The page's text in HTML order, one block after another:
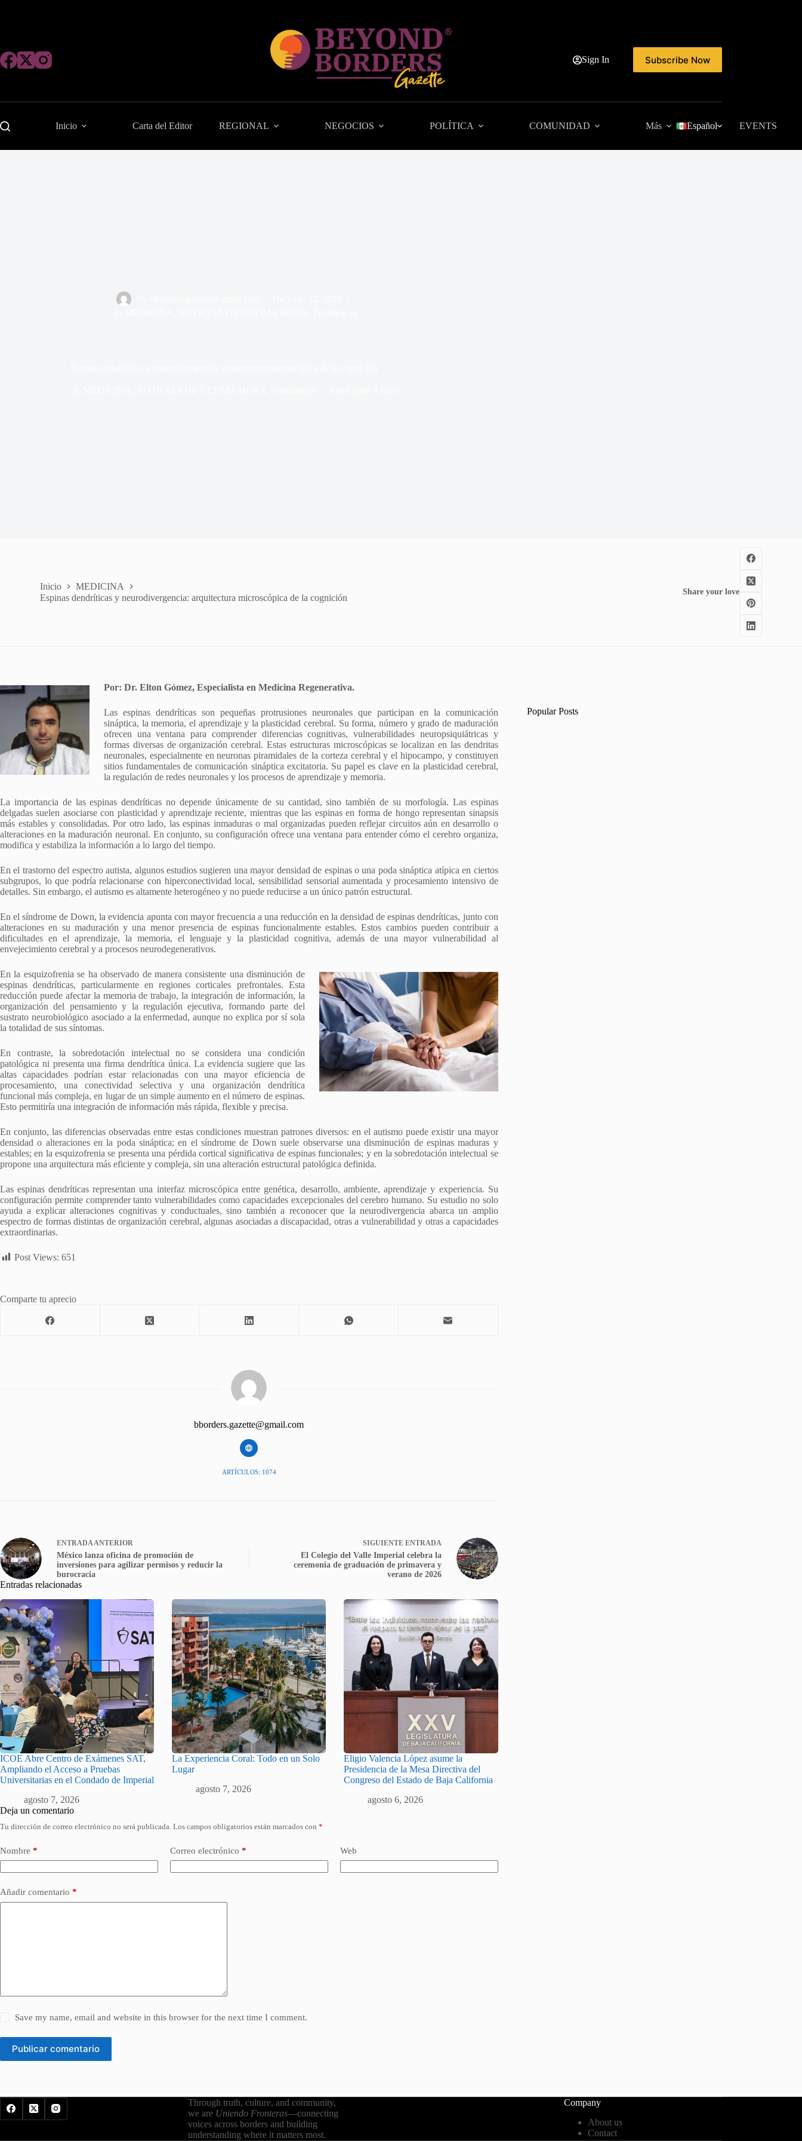
Sign In Subscribe Now
Inicio Carta del Editor REGIONAL NEGOCIOS POLÍTICA COMUNIDAD Más EVENTS
Español
Inicio
MEDICINA
Espinas dendríticas y neurodivergencia: arquitectura microscópica de la cognición
Share your love
Por: Dr. Elton Gómez, Especialista en Medicina Regenerativa.
Las espinas dendríticas son pequeñas protrusiones neuronales que participan en la comunicación
sináptica, la memoria, el aprendizaje y la plasticidad cerebral. Su forma, número y grado de maduración
ofrecen una ventana para comprender diferencias cognitivas, vulnerabilidades neuropsiquiátricas y
formas diversas de organización cerebral. Estas estructuras microscópicas se localizan en las dendritas
neuronales, especialmente en neuronas piramidales de la corteza cerebral y el hipocampo, y constituyen
sitios fundamentales de comunicación sináptica excitatoria. Su papel es clave en la plasticidad cerebral,
la regulación de redes neuronales y los procesos de aprendizaje y memoria.
La importancia de las espinas dendríticas no depende únicamente de su cantidad, sino también de su morfología. Las espinas
delgadas suelen asociarse con plasticidad y aprendizaje reciente, mientras que las espinas en forma de hongo representan sinapsis
más estables y consolidadas. Por otro lado, las espinas inmaduras o mal organizadas pueden reflejar circuitos aún en desarrollo o
alteraciones en la maduración neuronal. En conjunto, su configuración ofrece una ventana para entender cómo el cerebro organiza,
modifica y estabiliza la información a lo largo del tiempo.
En el trastorno del espectro autista, algunos estudios sugieren una mayor densidad de espinas o una poda sináptica atípica en ciertos
subgrupos, lo que podría relacionarse con hiperconectividad local, sensibilidad sensorial aumentada y procesamiento intensivo de
detalles. Sin embargo, el autismo es altamente heterogéneo y no puede reducirse a un único patrón estructural.
En el síndrome de Down, la evidencia apunta con mayor frecuencia a una reducción en la densidad de espinas dendríticas, junto con
alteraciones en su maduración y una menor presencia de espinas funcionalmente estables. Estos cambios pueden contribuir a
dificultades en el aprendizaje, la memoria, el lenguaje y la plasticidad cognitiva, además de una mayor vulnerabilidad al
envejecimiento cerebral y a procesos neurodegenerativos.
En la esquizofrenia se ha observado de manera consistente una disminución de
espinas dendríticas, particularmente en regiones corticales prefrontales. Esta
reducción puede afectar la memoria de trabajo, la integración de información, la
organización del pensamiento y la regulación ejecutiva, formando parte del
sustrato neurobiológico asociado a la enfermedad, aunque no explica por sí sola
la totalidad de sus síntomas.
En contraste, la sobredotación intelectual no se considera una condición
patológica ni presenta una firma dendrítica única. La evidencia sugiere que las
altas capacidades podrían estar relacionadas con una mayor eficiencia de
procesamiento, una conectividad selectiva y una organización dendrítica
funcional más compleja, en lugar de un simple aumento en el número de espinas.
Esto permitiría una integración de información más rápida, flexible y precisa.
En conjunto, las diferencias observadas entre estas condiciones muestran patrones diversos: en el autismo puede existir una mayor
densidad o alteraciones en la poda sináptica; en el síndrome de Down suele observarse una disminución de espinas maduras y
estables; en la esquizofrenia se presenta una pérdida cortical significativa de espinas funcionales; y en la sobredotación intelectual se
propone una arquitectura más eficiente y compleja, sin una alteración estructural patológica definida.
Las espinas dendríticas representan una interfaz microscópica entre genética, desarrollo, ambiente, aprendizaje y experiencia. Su
configuración permite comprender tanto vulnerabilidades como capacidades excepcionales del cerebro humano. Su estudio no solo
ayuda a explicar alteraciones cognitivas y conductuales, sino también a reconocer que la neurodivergencia abarca un amplio
espectro de formas distintas de organización cerebral, algunas asociadas a discapacidad, otras a vulnerabilidad y otras a capacidades
extraordinarias.
Post Views: 651
Comparte tu aprecio
bborders.gazette@gmail.com
ARTÍCULOS: 1074
ENTRADAANTERIOR
México lanza oficina de promoción de
inversiones para agilizar permisos y reducir la
burocracia
SIGUIENTE ENTRADA
El Colegio del Valle Imperial celebra la
ceremonia de graduación de primavera y
verano de 2026
Entradas relacionadas
ICOE Abre Centro de Exámenes SAT,
Ampliando el Acceso a Pruebas
Universitarias en el Condado de Imperial
agosto 7, 2026
La Experiencia Coral: Todo en un Solo
Lugar
agosto 7, 2026
Eligio Valencia López asume la
Presidencia de la Mesa Directiva del
Congreso del Estado de Baja California
agosto 6, 2026
Deja un comentario
Tu dirección de correo electrónico no será publicada. Los campos obligatorios están marcados con *
Nombre * Correo electrónico * Web
Añadir comentario *
Save my name, email and website in this browser for the next time I comment.
Publicar comentario
Popular Posts
Through truth, culture, and community,
we are Uniendo Fronteras—connecting
voices across borders and building
understanding where it matters most.
Company
About us
Contact